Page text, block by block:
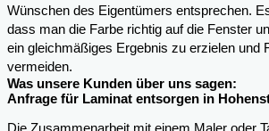
Wünschen des Eigentümers entsprechen.
dass man die Farbe richtig auf die Fenster
ein gleichmäßiges Ergebnis zu erzielen und
vermeiden.
Was unsere Kunden über uns sagen:
Anfrage für Laminat entsorgen in